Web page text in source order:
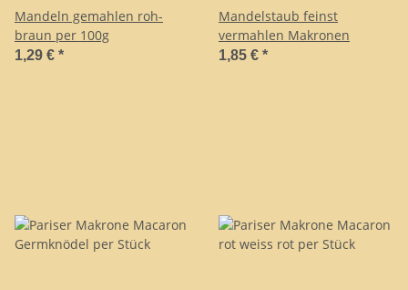
Mandeln gemahlen roh-
braun per 100g
1,29 € *
Mandelstaub feinst
vermahlen Makronen
1,85 € *